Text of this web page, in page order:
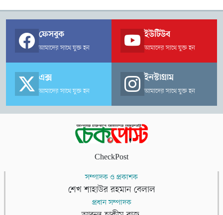
ফেসবুক
আমাদের সাথে যুক্ত হন
ইউটিউব
আমাদের সাথে যুক্ত হন
এক্স
আমাদের সাথে যুক্ত হন
ইনস্টাগ্রাম
আমাদের সাথে যুক্ত হন
CheckPost
সম্পাদক ও প্রকাশক
শেখ শাহাউর রহমান বেলাল
প্রধান সম্পাদক